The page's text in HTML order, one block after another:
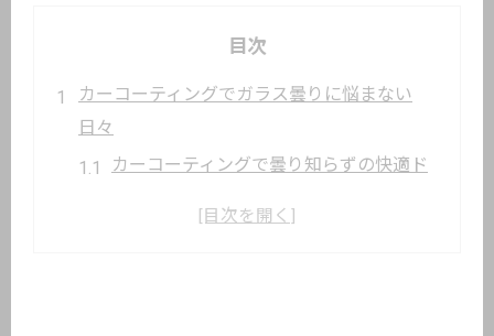
目次
カーコーティングでガラス曇りに悩まない
日々
カーコーティングで曇り知らずの快適ド